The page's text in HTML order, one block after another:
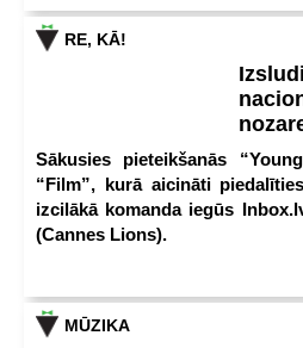
RE, KĀ!
Sākusies pieteikšanās
“Film”, kurā aicināti
izcilākā komanda iegūs
(Cannes Lions).
MŪZIKA